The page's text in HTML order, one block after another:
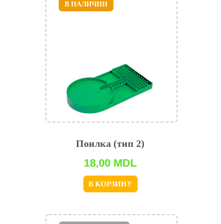
Поилка (тип 2)
18,00 MDL
В КОРЗИНУ
В НАЛИЧИИ